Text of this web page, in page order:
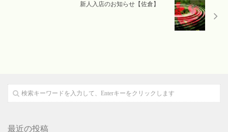
新人入店のお知らせ【佐倉】
最近の投稿